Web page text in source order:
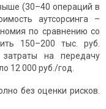
(30–40 операций в
аутсорсинга –
по сравнению со
150–200 тыс. руб.
на передачу
12 000 руб./год.
без оценки рисков.